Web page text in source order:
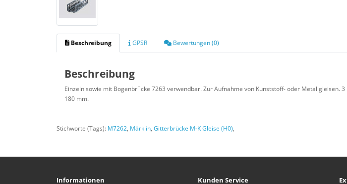
Beschreibung GPSR Bewertungen (0)
Beschreibung
Einzeln sowie mit Bogenbr¨cke 7263 verwendbar. Zur Aufnahme von Kunststoff- oder Metallgleisen.
180 mm.
Stichworte (Tags): M7262, Märklin, Gitterbrücke M-K Gleise (H0),
Informationen
Kunden Service